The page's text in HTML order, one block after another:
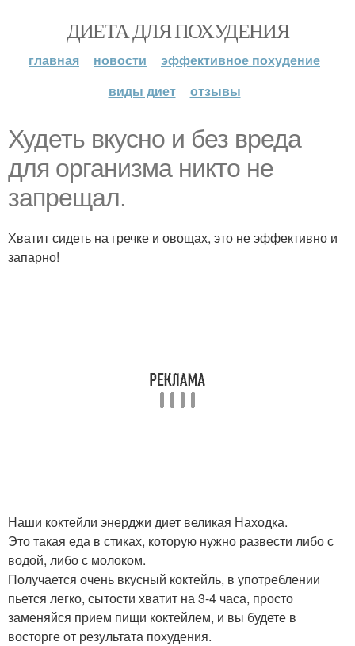
ДИЕТА ДЛЯ ПОХУДЕНИЯ
главная новости
эффективное похудение
виды диет
отзывы
Худеть вкусно и без вреда
для организма никто не
запрещал.
Хватит сидеть на гречке и овощах, это не эффективно и
запарно!
Наши коктейли энерджи диет великая Находка.
Это такая еда в стиках, которую нужно развести либо с
водой, либо с молоком.
Получается очень вкусный коктейль, в употреблении
пьется легко, сытости хватит на 3-4 часа, просто
заменяйся прием пищи коктейлем, и вы будете в
восторге от результата похудения.